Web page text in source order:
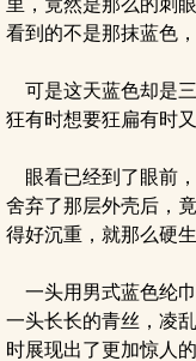
里，竟然是那么的刺
看到的不是那抹蓝色
可是这天蓝色却是
狂有时想要狂扁有时
眼看已经到了眼前
舍弃了那层外壳后，
得好沉重，就那么硬
一头用男式蓝色纶巾
一头长长的青丝，凌
时展现出了更加惊人